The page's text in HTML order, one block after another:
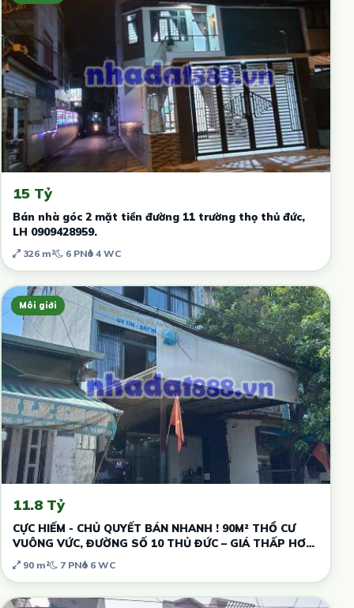
15 Tỷ
Bán nhà góc 2 mặt tiền đường 11 trường thọ thủ đức,
LH 0909428959.
326 m² 6 PN 4 WC
Môi giới
11.8 Tỷ
CỰC HIẾM - CHỦ QUYẾT BÁN NHANH ! 90M² THỔ CƯ
VUÔNG VỨC, ĐƯỜNG SỐ 10 THỦ ĐỨC – GIÁ THẤP HƠN
THỊ TRƯỜNG - DÒNG TIỀN SẴN
90 m² 7 PN 6 WC